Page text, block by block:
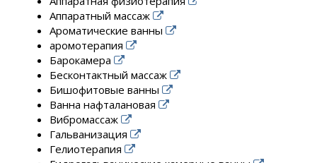
Аппаратный массаж
Ароматические ванны
аромотерапия
Барокамера
Бесконтактный массаж
Бишофитовые ванны
Ванна нафталановая
Вибромассаж
Гальванизация
Гелиотерапия